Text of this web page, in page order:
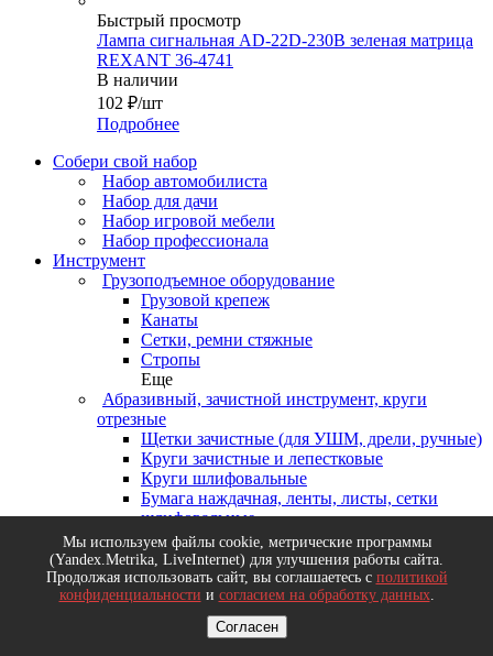
Быстрый просмотр
Лампа сигнальная AD-22D-230В зеленая матрица
REXANT 36-4741
В наличии
102 ₽/шт
Подробнее
Собери свой набор
Набор автомобилиста
Набор для дачи
Набор игровой мебели
Набор профессионала
Инструмент
Грузоподъемное оборудование
Грузовой крепеж
Канаты
Сетки, ремни стяжные
Стропы
Еще
Абразивный, зачистной инструмент, круги
отрезные
Щетки зачистные (для УШМ, дрели, ручные)
Круги зачистные и лепестковые
Круги шлифовальные
Бумага наждачная, ленты, листы, сетки
шлифовальные
Еще
Деревообрабатывающий инструмент, диски
пильные
Диски пильные
Долота, стамески, рубанки
Ножовки и пилы по дереву
Мы используем файлы cookie, метрические программы
(Yandex.Metrika, LiveInternet) для улучшения работы сайта.
Продолжая использовать сайт, вы соглашаетесь с политикой
конфиденциальности и согласием на обработку данных.
Согласен